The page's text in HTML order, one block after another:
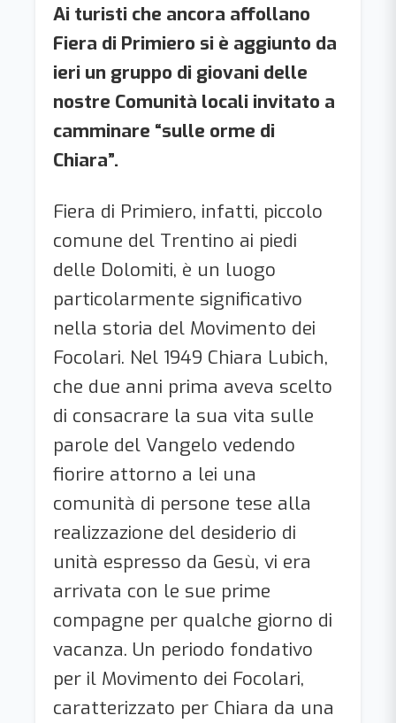
Ai turisti che ancora affollano
Fiera di Primiero si è aggiunto da
ieri un gruppo di giovani delle
nostre Comunità locali invitato a
camminare “sulle orme di
Chiara”.
Fiera di Primiero, infatti, piccolo
comune del Trentino ai piedi
delle Dolomiti, è un luogo
particolarmente significativo
nella storia del Movimento dei
Focolari. Nel 1949 Chiara Lubich,
che due anni prima aveva scelto
di consacrare la sua vita sulle
parole del Vangelo vedendo
fiorire attorno a lei una
comunità di persone tese alla
realizzazione del desiderio di
unità espresso da Gesù, vi era
arrivata con le sue prime
compagne per qualche giorno di
vacanza. Un periodo fondativo
per il Movimento dei Focolari,
caratterizzato per Chiara da una